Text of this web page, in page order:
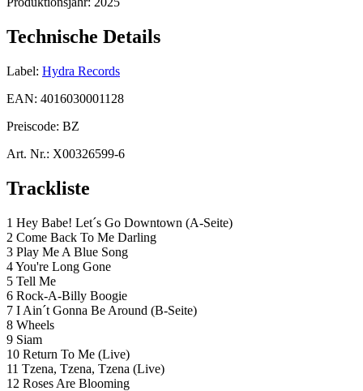
Technische Details
Label: Hydra Records
EAN: 4016030001128
Preiscode: BZ
Art. Nr.: X00326599-6
Trackliste
1 Hey Babe! Let´s Go Downtown (A-Seite)
2 Come Back To Me Darling
3 Play Me A Blue Song
4 You're Long Gone
5 Tell Me
6 Rock-A-Billy Boogie
7 I Ain´t Gonna Be Around (B-Seite)
8 Wheels
9 Siam
10 Return To Me (Live)
11 Tzena, Tzena, Tzena (Live)
12 Roses Are Blooming